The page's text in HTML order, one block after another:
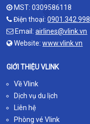
MST: 0309586118
Điện thoại:0901.342.998
Email:airlines@vlink.vn
Website:www.vlink.vn
GIỚI THIỆU VLINK
Về Vlink
Dịch vụ du lịch
Liên hệ
Phòng vé Vlink